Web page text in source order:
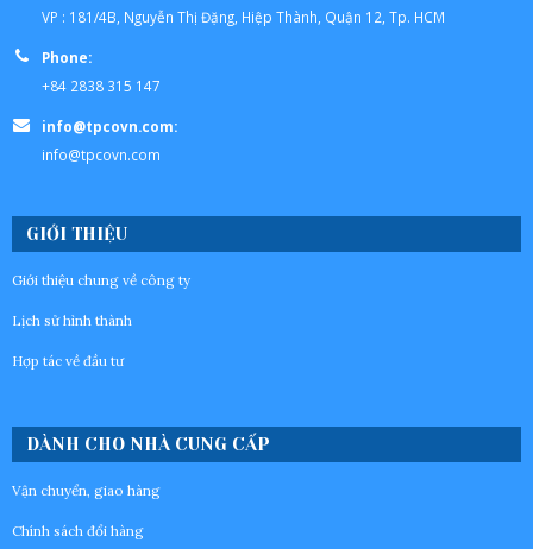
VP : 181/4B, Nguyễn Thị Đặng, Hiệp Thành, Quận 12, Tp. HCM
Phone:
+84 2838 315 147
info@tpcovn.com:
info@tpcovn.com
GIỚI THIỆU
Giới thiệu chung về công ty
Lịch sử hình thành
Hợp tác về đầu tư
DÀNH CHO NHÀ CUNG CẤP
Vận chuyển, giao hàng
Chính sách đổi hàng